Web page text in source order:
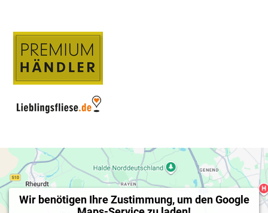
Wir benötigen Ihre Zustimmung, um den Google